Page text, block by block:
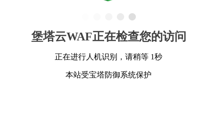
堡塔云WAF正在检查您的访问
正在进行人机识别，请稍等 1秒
本站受宝塔防御系统保护